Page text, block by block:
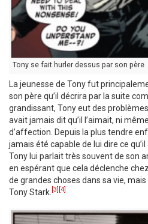
Tony se fait hurler dessus par son père
La jeunesse de Tony fut
son père qu’il décrira par la suite
grandissant, Tony eut des
avait jamais dit qu’il l’aimait, ni
d’affection. Depuis la plus tendre
jamais été capable de lui dire ce
Tony lui parlait très souvent de son
en espérant que cela déclenche
de grandes choses dans sa vie,
Tony Stark. [3] [4]